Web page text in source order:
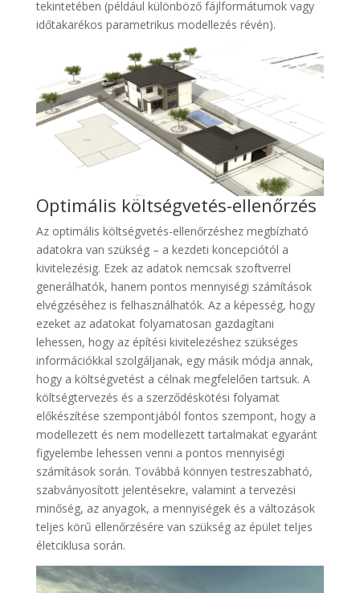
tekintetében (például különböző fájlformátumok vagy
időtakarékos parametrikus modellezés révén).
Optimális költségvetés-ellenőrzés
Az optimális költségvetés-ellenőrzéshez megbízható
adatokra van szükség – a kezdeti koncepciótól a
kivitelezésig. Ezek az adatok nemcsak szoftverrel
generálhatók, hanem pontos mennyiségi számítások
elvégzéséhez is felhasználhatók. Az a képesség, hogy
ezeket az adatokat folyamatosan gazdagítani
lehessen, hogy az építési kivitelezéshez szükséges
információkkal szolgáljanak, egy másik módja annak,
hogy a költségvetést a célnak megfelelően tartsuk. A
költségtervezés és a szerződéskötési folyamat
előkészítése szempontjából fontos szempont, hogy a
modellezett és nem modellezett tartalmakat egyaránt
figyelembe lehessen venni a pontos mennyiségi
számítások során. Továbbá könnyen testreszabható,
szabványosított jelentésekre, valamint a tervezési
minőség, az anyagok, a mennyiségek és a változások
teljes körű ellenőrzésére van szükség az épület teljes
életciklusa során.